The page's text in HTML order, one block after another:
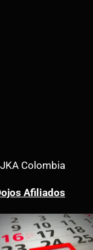
Colombia
Afiliados